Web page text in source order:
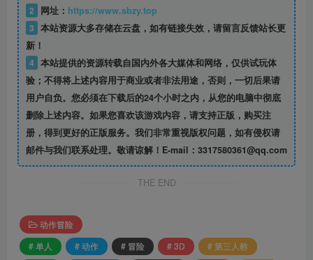
2
网址： https://www.sbzy.top
3 本站资源大多存储在云盘，如有链接失效，请留言反馈站长更
新！
4 本站提供的资源转载自国内外各大媒体和网络，仅供试玩体
验；不得将上述内容用于商业或者非法用途，否则，一切后果请
用户自负。您必须在下载后的24个小时之内，从您的电脑中彻底
删除上述内容。如果您喜欢该游戏内容，请支持正版，购买注
册，得到更好的正版服务。我们非常重视版权问题，如有侵权请
邮件与我们联系处理。敬请谅解！E-mail：3317580361@qq.com
THE END
动作冒险
# 单人
# 动作 # 冒险 # 3D
# 第三人称